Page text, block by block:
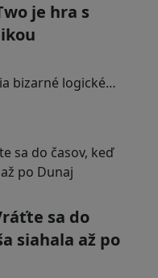
je hra s
bizarné logické…
sa do
siahala až po